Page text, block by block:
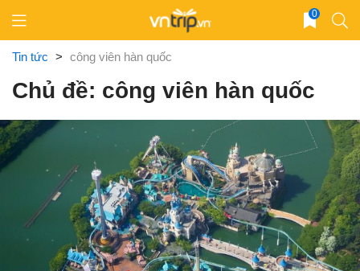
content
0
Tin tức > công viên hàn quốc
Chủ đề: công viên hàn quốc